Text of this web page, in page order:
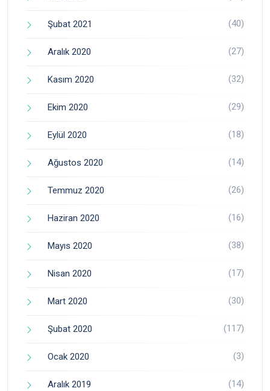
Şubat 2021 (40)
Aralık 2020 (27)
Kasım 2020 (32)
Ekim 2020 (29)
Eylül 2020 (18)
Ağustos 2020 (14)
Temmuz 2020 (26)
Haziran 2020 (16)
Mayıs 2020 (38)
Nisan 2020 (17)
Mart 2020 (30)
Şubat 2020 (117)
Ocak 2020 (3)
Aralık 2019 (14)